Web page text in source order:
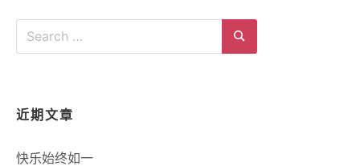
Search
Search
近期文章
快乐始终如一